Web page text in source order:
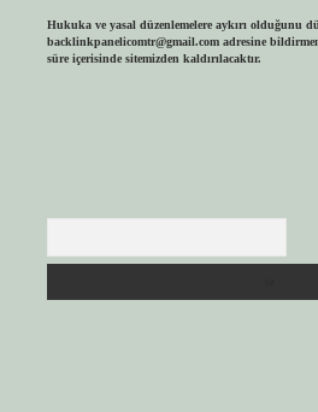
Hukuka ve yasal düzenlemelere aykırı olduğunu
backlinkpanelicomtr@gmail.comadresine
süre içerisinde sitemizden kaldırılacaktır.